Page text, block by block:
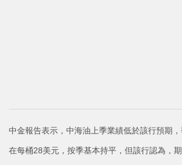
中金報告表示，中海油上季業績低於該行預期
在每桶28美元，按季基本持平，但該行認為，